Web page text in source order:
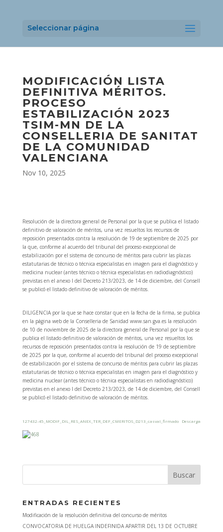
Seleccionar página
MODIFICACIÓN LISTA
DEFINITIVA MÉRITOS.
PROCESO
ESTABILIZACIÓN 2023
TSIM-MN DE LA
CONSELLERIA DE SANITAT
DE LA COMUNIDAD
VALENCIANA
Nov 10, 2025
Resolución de la directora general de Personal por la que se publica el listado
definitivo de valoración de méritos, una vez resueltos los recursos de
reposición presentados contra la resolución de 19 de septiembre de 2025 por
la que, conforme al acuerdo del tribunal del proceso excepcional de
estabilización por el sistema de concurso de méritos para cubrir las plazas
estatutarias de técnico o técnica especialistas en imagen para el diagnóstico y
medicina nuclear (antes técnico o técnica especialistas en radiodiagnóstico)
previstas en el anexo I del Decreto 213/2023, de 14 de diciembre, del Consell
se publicó el listado definitivo de valoración de méritos.
DILIGENCIA por la que se hace constar que en la fecha de la firma, se publica
en la página web de la Conselleria de Sanidad www.san.gva.es la resolución
de 10 de noviembre de 2025 de la directora general de Personal por la que se
publica el listado definitivo de valoración de méritos, una vez resueltos los
recursos de reposición presentados contra la resolución de 19 de septiembre
de 2025 por la que, conforme al acuerdo del tribunal del proceso excepcional
de estabilización por el sistema de concurso de méritos para cubrir las plazas
estatutarias de técnico o técnica especialistas en imagen para el diagnóstico y
medicina nuclear (antes técnico o técnica especialistas en radiodiagnóstico)
previstas en el anexo I del Decreto 213/2023, de 14 de diciembre, del Consell
se publicó el listado definitivo de valoración de méritos.
127432-45_MODIF_DIL_RES_ANEX_TER_DEF_CMERITOS_D213_casval_firmado Descarga
ENTRADAS RECIENTES
Modificación de la resolución definitiva del concurso de méritos
CONVOCATORIA DE HUELGA INDEFINIDA APARTIR DEL 13 DE OCTUBRE